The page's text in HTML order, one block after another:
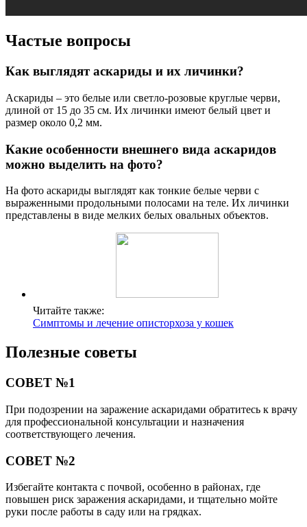
Частые вопросы
Как выглядят аскариды и их личинки?
Аскариды – это белые или светло-розовые круглые черви,
длиной от 15 до 35 см. Их личинки имеют белый цвет и
размер около 0,2 мм.
Какие особенности внешнего вида аскаридов
можно выделить на фото?
На фото аскариды выглядят как тонкие белые черви с
выраженными продольными полосами на теле. Их личинки
представлены в виде мелких белых овальных объектов.
Читайте также:
Симптомы и лечение описторхоза у кошек
Полезные советы
СОВЕТ №1
При подозрении на заражение аскаридами обратитесь к врачу
для профессиональной консультации и назначения
соответствующего лечения.
СОВЕТ №2
Избегайте контакта с почвой, особенно в районах, где
повышен риск заражения аскаридами, и тщательно мойте
руки после работы в саду или на грядках.